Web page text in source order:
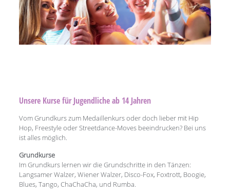
Unsere Kurse für Jugendliche ab 14 Jahren
Vom Grundkurs zum Medaillenkurs oder doch lieber mit Hip
Hop, Freestyle oder Streetdance-Moves beeindrucken? Bei uns
ist alles möglich.
Grundkurse
Im Grundkurs lernen wir die Grundschritte in den Tänzen:
Langsamer Walzer, Wiener Walzer, Disco-Fox, Foxtrott, Boogie,
Blues, Tango, ChaChaCha, und Rumba.